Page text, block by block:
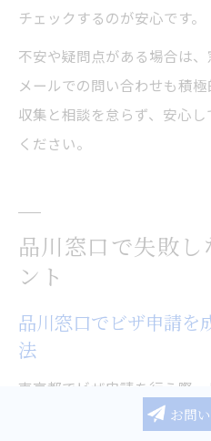
チェックするのが安心です。
不安や疑問点がある場合は、
メールでの問い合わせも積
収集と相談を怠らず、安心
ください。
品川窓口で失敗し
ント
品川窓口でビザ申請を
法
東京都でビザ申請を行う際
管理局の窓口を利用する方
お問